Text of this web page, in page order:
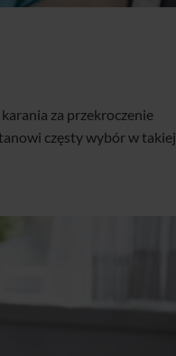
za przekroczenie
częsty wybór w takiej